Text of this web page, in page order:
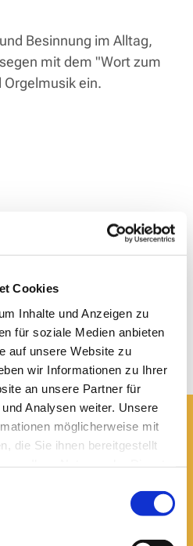
Cookies
Inhalte und Anzeigen zu
für soziale Medien anbieten
auf unsere Website zu
wir Informationen zu Ihrer
an unsere Partner für
Analysen weiter. Unsere
möglicherweise mit
die Sie ihnen bereitgestellt
Besinnung im Alltag,
mit dem "Wort zum
Orgelmusik ein.
zu Braunschweig